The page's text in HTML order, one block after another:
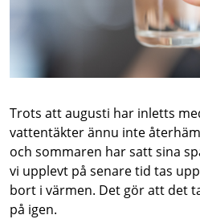
Trots att augusti har inletts
vattentäkter ännu inte
och sommaren har satt sina
vi upplevt på senare tid tas
bort i värmen. Det gör att det
på igen.